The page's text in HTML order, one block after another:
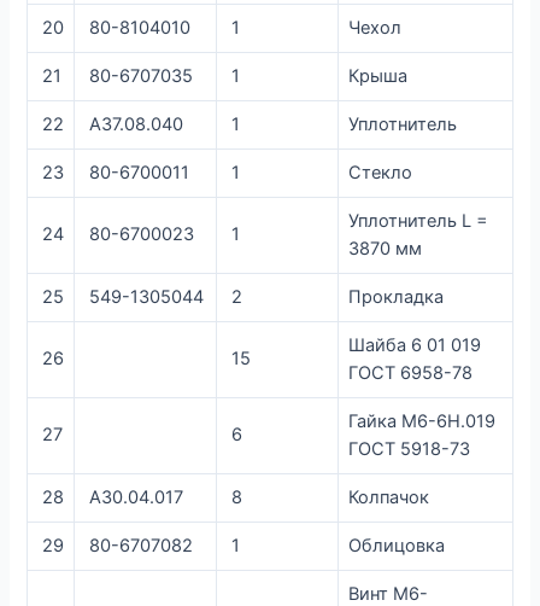
20 80-8104010 1 Чехол
21 80-6707035 1 Крыша
22 А37.08.040 1 Уплотнитель
23 80-6700011 1 Стекло
24 80-6700023 1
Уплотнитель L =
3870 мм
25 549-1305044 2 Прокладка
26 15
Шайба 6 01 019
ГОСТ 6958-78
27 6
Гайка М6-6Н.019
ГОСТ 5918-73
28 А30.04.017 8 Колпачок
29 80-6707082 1 Облицовка
Винт М6-